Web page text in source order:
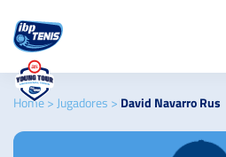
Home> Jugadores > David Navarro Rus